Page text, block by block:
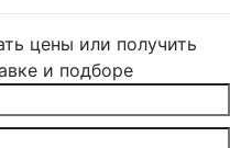
цены или получить
и подборе